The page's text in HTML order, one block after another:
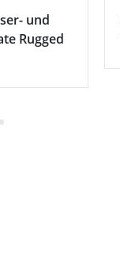
und
Rugged